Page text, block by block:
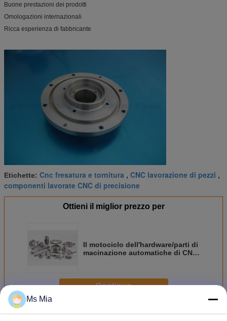
Buone prestazioni dei prodotti
Omologazioni internazionali
Ricca esperienza di fabbricante
Etichette: Cnc fresatura e tornitura , CNC lavorazione di pezzi ,
componenti lavorate CNC di precisione
Ottieni il miglior prezzo per
Il motociclo dell'hardware/parti di
macinazione automatiche di CNC
Continua
PiùPrecisione di lavorazione CNC
Ms Mia